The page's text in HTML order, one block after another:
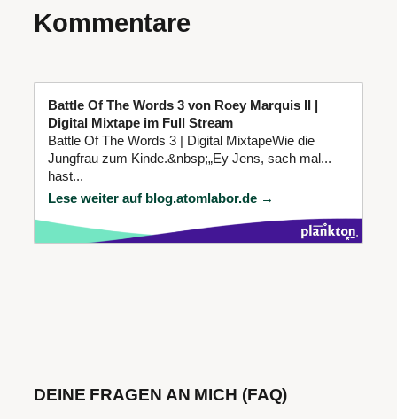
Kommentare
Battle Of The Words 3 von Roey Marquis II |
Digital Mixtape im Full Stream
Battle Of The Words 3 | Digital MixtapeWie die
Jungfrau zum Kinde.&nbsp;„Ey Jens, sach mal...
hast...
Lese weiter auf blog.atomlabor.de →
DEINE FRAGEN AN MICH (FAQ)